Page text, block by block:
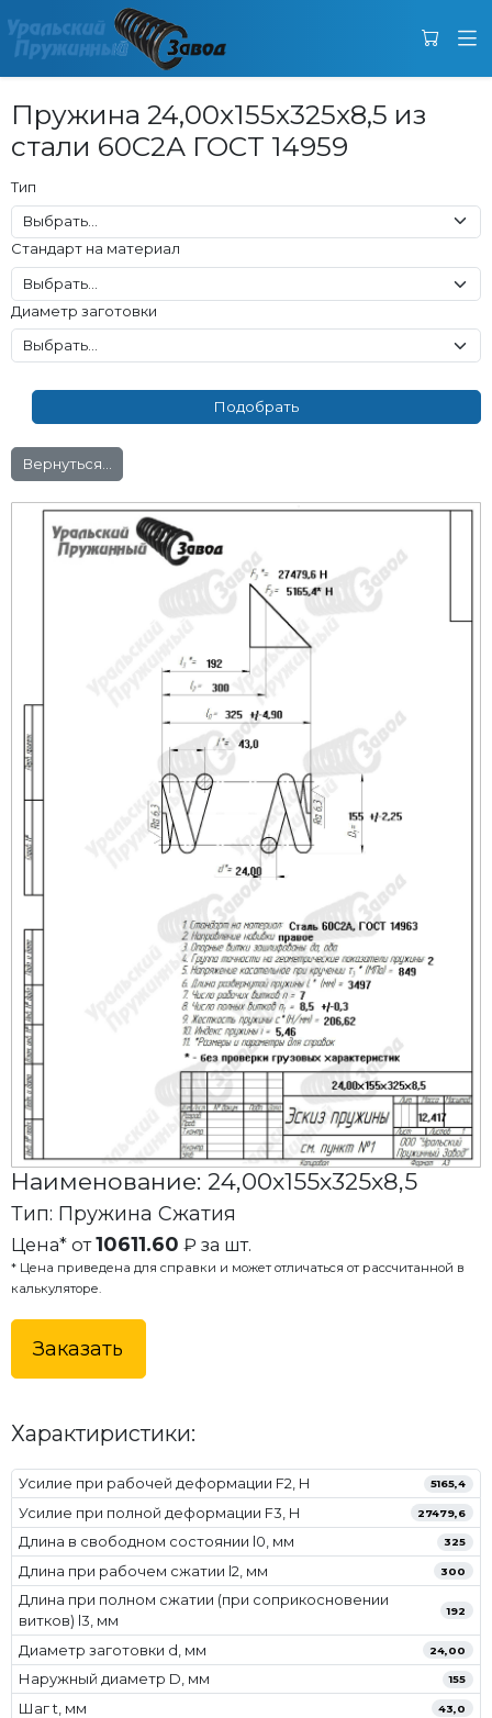
Пружина 24,00x155x325x8,5 из
стали 60С2А ГОСТ 14959
Тип
Стандарт на материал
Диаметр заготовки
Вернуться...
Наименование: 24,00x155x325x8,5
Тип: Пружина Сжатия
Цена* от10611.60 ₽ за шт.
* Цена приведена для справки и может отличаться от рассчитанной в
калькуляторе.
Заказать
Характиристики:
Усилие при рабочей деформации F2, Н 5165,4
Усилие при полной деформации F3, Н 27479,6
Длина в свободном состоянии l0, мм 325
Длина при рабочем сжатии l2, мм 300
Длина при полном сжатии (при соприкосновении
витков) l3, мм
192
Диаметр заготовки d, мм 24,00
Наружный диаметр D, мм 155
Шаг t, мм 43,0